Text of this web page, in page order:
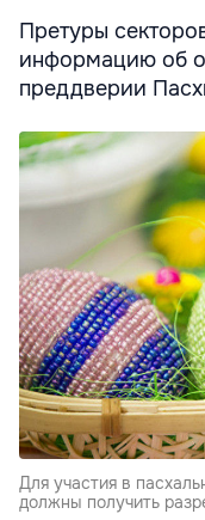
Претуры
информацию об
преддверии
Для участия в
должны получить